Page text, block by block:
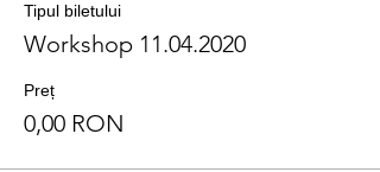
Tipul biletului
Workshop 11.04.2020
Preț
0,00 RON